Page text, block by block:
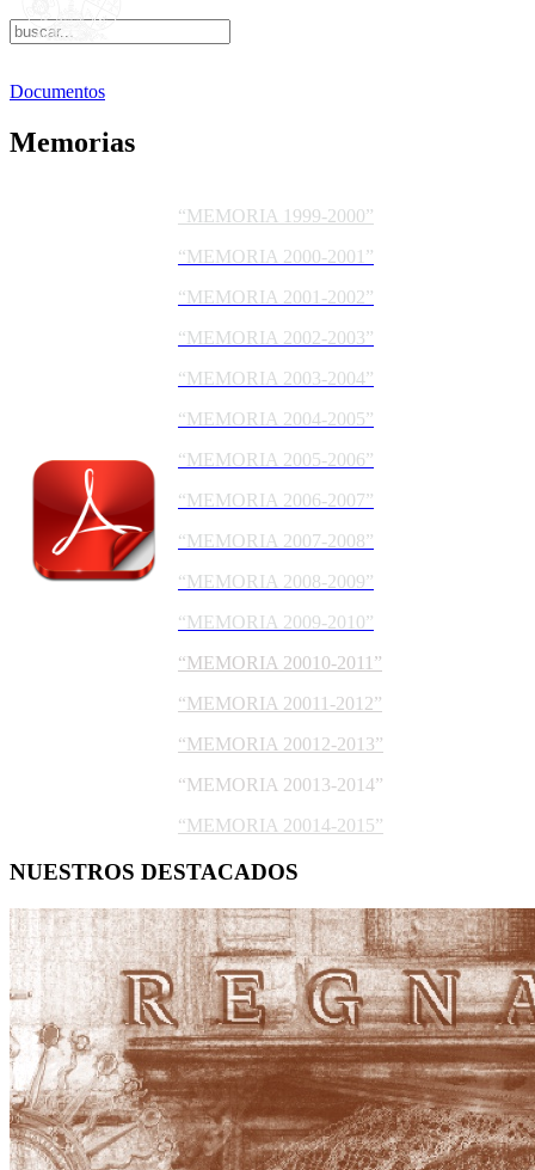
Documentos
Memorias
“MEMORIA 1999-2000”
“MEMORIA 2000-2001”
“MEMORIA 2001-2002”
“MEMORIA 2002-2003”
“MEMORIA 2003-2004”
“MEMORIA 2004-2005”
“MEMORIA 2005-2006”
“MEMORIA 2006-2007”
“MEMORIA 2007-2008”
“MEMORIA 2008-2009”
“MEMORIA 2009-2010”
“MEMORIA 20010-2011”
“MEMORIA 20011-2012”
“MEMORIA 20012-2013”
“MEMORIA 20013-2014”
“MEMORIA 20014-2015”
NUESTROS DESTACADOS